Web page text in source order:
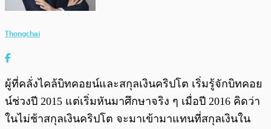
Thongchai
ผู้ที่คลั่งไคล้บิทคอยน์และสกุลเงินคริปโต เริ่มรู้จักบิทคอย
น์ช่วงปี 2015 แต่เริ่มหันมาศึกษาจริง ๆ เมื่อปี 2016 คิดว่า
ในไม่ช้าสกุลเงินคริปโต จะมาเข้ามาแทนที่สกุลเงินใน